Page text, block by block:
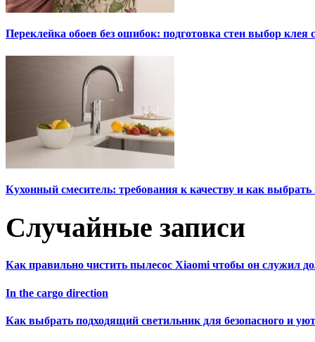
Переклейка обоев без ошибок: подготовка стен выбор клея
Кухонный смеситель: требования к качеству и как
Случайные записи
Как правильно чистить пылесос Xiaomi чтобы он служил
In the cargo direction
Как выбрать подходящий светильник для безопасного и